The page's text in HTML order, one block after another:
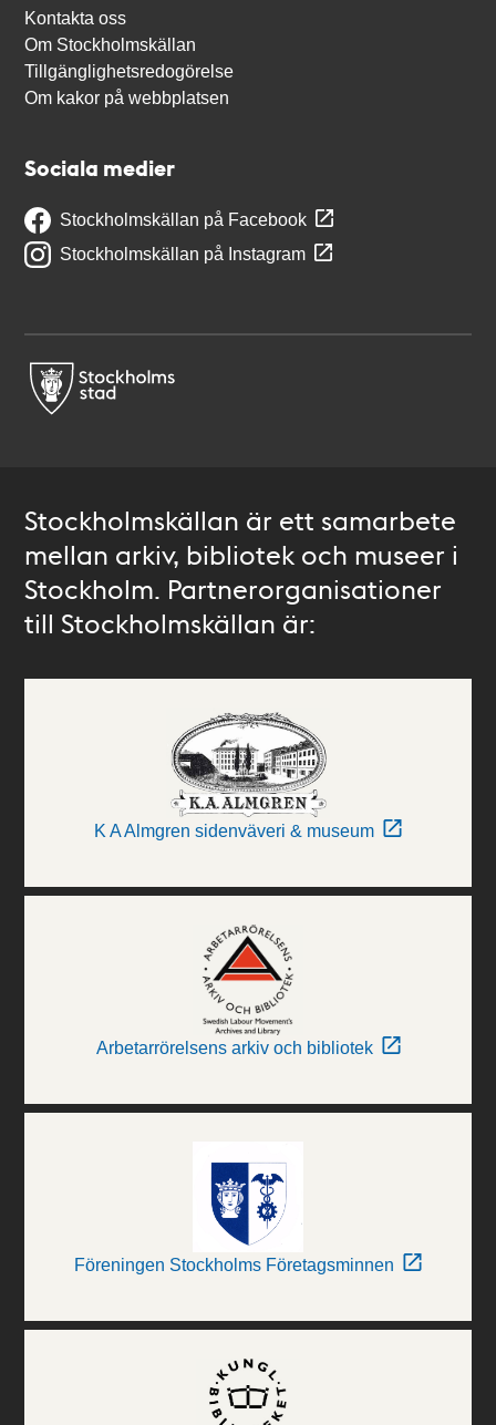
Kontakta oss
Om Stockholmskällan
Tillgänglighetsredogörelse
Om kakor på webbplatsen
Sociala medier
Stockholmskällan på Facebook
Stockholmskällan på Instagram
Stockholmskällan är ett samarbete
mellan arkiv, bibliotek och museer i
Stockholm. Partnerorganisationer
till Stockholmskällan är:
K A Almgren sidenväveri & museum
Arbetarrörelsens arkiv och bibliotek
Föreningen Stockholms Företagsminnen